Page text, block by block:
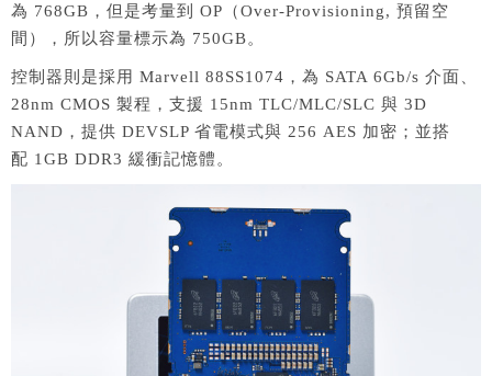
為 768GB，但是考量到 OP（Over-Provisioning, 預留空
間），所以容量標示為 750GB。
控制器則是採用 Marvell 88SS1074，為 SATA 6Gb/s 介面、
28nm CMOS 製程，支援 15nm TLC/MLC/SLC 與 3D
NAND，提供 DEVSLP 省電模式與 256 AES 加密；並搭
配 1GB DDR3 緩衝記憶體。